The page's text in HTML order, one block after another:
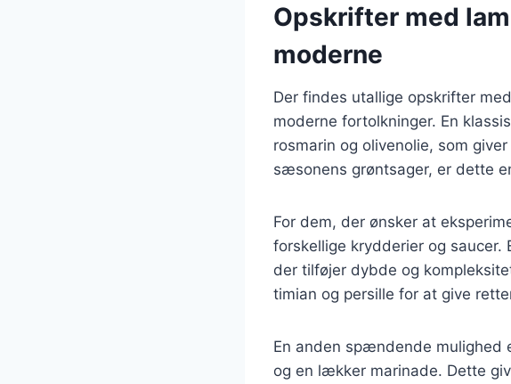
Opskrifter med
moderne
Der findes utallige opskrifter
moderne fortolkninger. En
rosmarin og olivenolie, som
sæsonens grøntsager, er dette
For dem, der ønsker at
forskellige krydderier og
der tilføjer dybde og
timian og persille for at give
En anden spændende mulighed
og en lækker marinade. Dette